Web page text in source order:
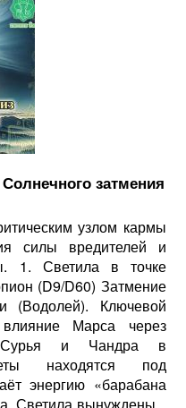
затмения
узлом кармы
силы вредителей и
1. Светила в точке
(D9/D60) Затмение
(Водолей). Ключевой
Марса через
Сурья и Чандра в
находятся под
энергию «барабана